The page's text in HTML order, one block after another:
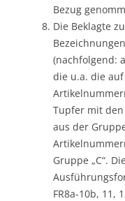
Bezug
Die Beklagte
Bezeichnungen
(nachfolgend:
die u.a. die
Tupfer mit den
aus der
Gruppe „C“.
FR8a-10b, 11,